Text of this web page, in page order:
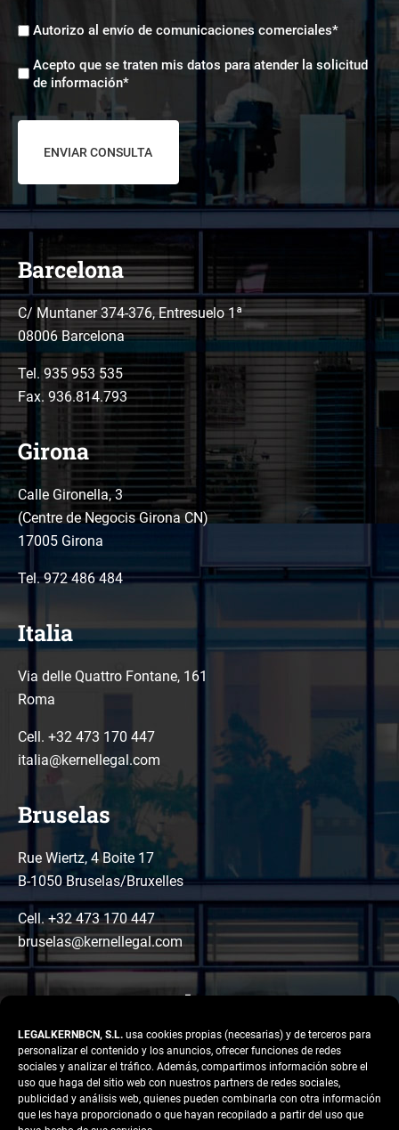
LEGALKERNBCN, S.L. usa cookies propias (necesarias) y de terceros para
personalizar el contenido y los anuncios, ofrecer funciones de redes
sociales y analizar el tráfico. Además, compartimos información sobre el
uso que haga del sitio web con nuestros partners de redes sociales,
publicidad y análisis web, quienes pueden combinarla con otra información
que les haya proporcionado o que hayan recopilado a partir del uso que
Envíos
Autorizo al envío de comunicaciones comerciales*
Aceptación
tratamiento
datos
Acepto que se traten mis datos para atender la solicitud
de información*
Barcelona
C/ Muntaner 374-376, Entresuelo 1ª
08006 Barcelona
Tel. 935 953 535
Fax. 936.814.793
Girona
Calle Gironella, 3
(Centre de Negocis Girona CN)
17005 Girona
Tel.972 486 484
Italia
Via delle Quattro Fontane, 161
Roma
Cell. +32 473 170 447
italia@kernellegal.com
Bruselas
Rue Wiertz, 4 Boite 17
B-1050 Bruselas/Bruxelles
Cell. +32 473 170 447
bruselas@kernellegal.com
LinkedIn
Instagram
Facebook Copyright © 2026 Kernel